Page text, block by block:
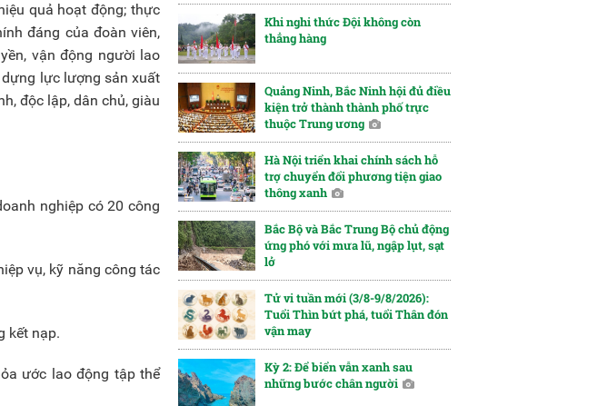
quả hoạt động; thực
đáng của đoàn viên,
vận động người lao
lực lượng sản xuất
độc lập, dân chủ, giàu
nghiệp có 20 công
vụ, kỹ năng công tác
kết nạp.
ước lao động tập thể
Khi nghi thức Đội không còn
thẳng hàng
Quảng Ninh, Bắc Ninh hội đủ điều
kiện trở thành thành phố trực
thuộc Trung ương
Hà Nội triển khai chính sách hỗ
trợ chuyển đổi phương tiện giao
thông xanh
Bắc Bộ và Bắc Trung Bộ chủ động
ứng phó với mưa lũ, ngập lụt, sạt
lở
Tử vi tuần mới (3/8-9/8/2026):
Tuổi Thìn bứt phá, tuổi Thân đón
vận may
Kỳ 2: Để biển vẫn xanh sau
những bước chân người